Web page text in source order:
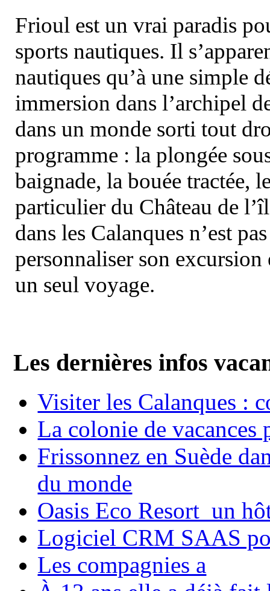
Frioul est un vrai paradis
sports nautiques. Il
nautiques qu’à une simple
immersion dans l’archipel
dans un monde sorti tout
programme : la plongée
baignade, la bouée tractée,
particulier du Château de
dans les Calanques n’est
personnaliser son
un seul voyage.
Les dernières infos
Visiter les Calanques :
La colonie de vacances
Frissonnez en Suède
du monde
Oasis Eco Resort un
Logiciel CRM SAAS
Les compagnies a